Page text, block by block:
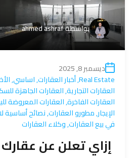
بواسطةahmed ashraf
ديسمبر 8, 2025
Real Estate
,أخبار العقارات,اساسي,
العقارات التجارية,العقارات الجاهزة
العقارات الفاخرة,العقارات المعروضة
الإيجار,مطورو العقارات,نصائح أساسية
في بيع العقارات,وكلاء العقارات
إزاي تعلن عن عقارك